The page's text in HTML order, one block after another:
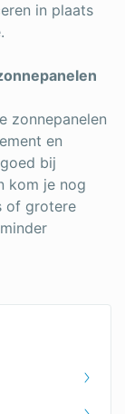
in plaats
zonnepanelen
en
bij
kom je nog
of grotere